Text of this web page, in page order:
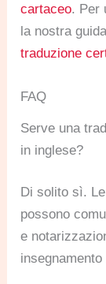
cartaceo. Per
la nostra
traduzione
FAQ
Serve una
in inglese?
Di solito sì.
possono
e
insegnamento